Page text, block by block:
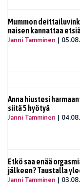
Mummon
naisen kannattaa
Janni Tamminen |
Anna hiustesi
siitä 5 hyötyä
Janni Tamminen |
Etkö saa enää
jälkeen? Taustalla
Janni Tamminen |